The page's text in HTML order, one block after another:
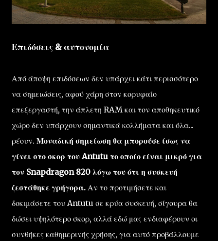
Επιδόσεις & αυτονομία
Από άποψη επιδόσεων δεν υπάρχει κάτι περισσότερο
να σημειώσεις, αφού χάρη στον κορυφαίο
επεξεργαστή, την άπλετη RAM και τον αποθηκευτικό
χώρο δεν υπάρχουν σημαντικά κολλήματα και όλα...
ρέουν. Μοναδική σημείωση θα μπορούσε ίσως να
γίνει στο σκορ του Antutu το οποίο είναι μικρό για
τον Snapdragon 820 λόγω του ότι η συσκευή
ζεστάθηκε γρήγορα. Αν το προτιμήσετε και
δοκιμάσετε του Antutu σε κρύα συσκευή, σίγουρα θα
δώσει υψηλότερο σκορ, αλλά εδώ μας ενδιαφέρουν οι
συνθήκες καθημερινής χρήσης, για αυτό προβάλλουμε